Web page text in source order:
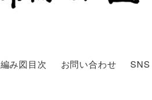
編み図目次 お問い合わせ SNS